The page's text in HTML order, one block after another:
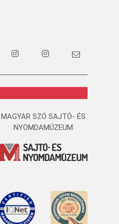
MAGYAR SZÓ SAJTÓ- ÉS
NYOMDAMÚZEUM